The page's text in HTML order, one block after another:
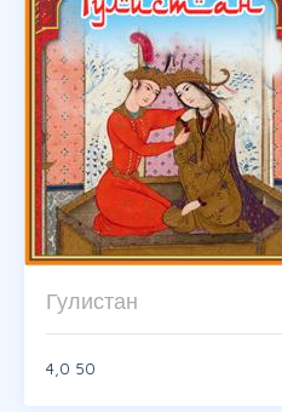
Гулистан
4,0 50